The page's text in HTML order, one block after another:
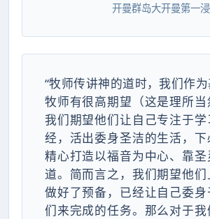
开曼群岛大开曼第一
“牧师传讲神的道时，我们作
牧师有很高期望（这是理所当
我们期望他们让自己专注于
经，活出委身圣洁的生活，
精心打造以福音为中心、靠
道。简而言之，我们期望他
做好了预备，已经让自己委
们来完成的任务。那么对于